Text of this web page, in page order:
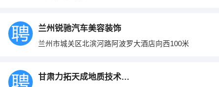
兰州锐驰汽车美容装饰
兰州市城关区北滨河路阿波罗大酒店向西100米
甘肃力拓天成地质技术开发有限公司